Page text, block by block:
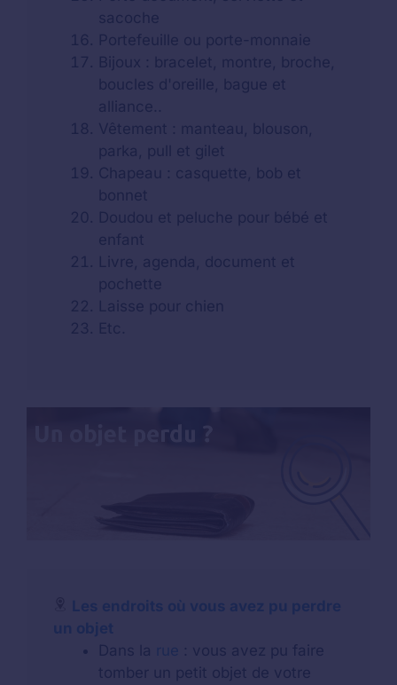
sacoche
Portefeuille ou porte-monnaie
Bijoux : bracelet, montre, broche,
boucles d'oreille, bague et
alliance..
Vêtement : manteau, blouson,
parka, pull et gilet
Chapeau : casquette, bob et
bonnet
Doudou et peluche pour bébé et
enfant
Livre, agenda, document et
pochette
Laisse pour chien
Etc.
Les endroits où vous avez pu perdre
un objet
Dans la rue : vous avez pu faire
tomber un petit objet de votre